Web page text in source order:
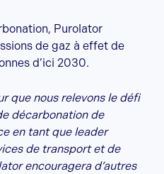
Purolator
de gaz à effet de
d’ici 2030.
que nous relevons le défi
décarbonation de
en tant que leader
de transport et de
encouragera d’autres